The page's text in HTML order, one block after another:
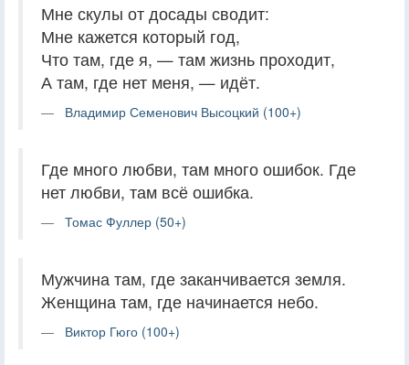
Мне скулы от досады сводит:
Мне кажется который год,
Что там, где я, — там жизнь проходит,
А там, где нет меня, — идёт.
Владимир Семенович Высоцкий (100+)
Где много любви, там много ошибок. Где
нет любви, там всё ошибка.
Томас Фуллер (50+)
Мужчина там, где заканчивается земля.
Женщина там, где начинается небо.
Виктор Гюго (100+)